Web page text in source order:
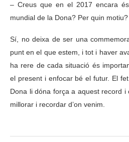
– Creus que en el 2017 encara
mundial de la Dona? Per quin motiu?
Sí, no deixa de ser una
punt en el que estem, i tot i haver
ha rere de cada situació és
el present i enfocar bé el futur. El
Dona li dóna força a aquest record
millorar i recordar d’on venim.